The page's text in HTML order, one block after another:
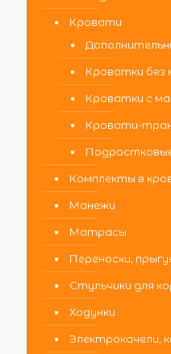
Кровати
Кроватки без
Кроватки с
Кровати-
Комплекты в
Манежи
Матрасы
Переноски,
Стульчики для
Ходунки
Электрокачели,